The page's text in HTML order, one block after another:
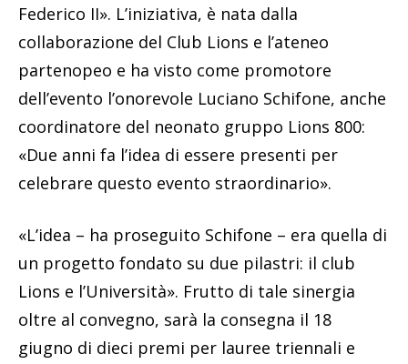
Federico II». L’iniziativa, è nata dalla
collaborazione del Club Lions e l’ateneo
partenopeo e ha visto come promotore
dell’evento l’onorevole Luciano Schifone, anche
coordinatore del neonato gruppo Lions 800:
«Due anni fa l’idea di essere presenti per
celebrare questo evento straordinario».
«L’idea – ha proseguito Schifone – era quella di
un progetto fondato su due pilastri: il club
Lions e l’Università». Frutto di tale sinergia
oltre al convegno, sarà la consegna il 18
giugno di dieci premi per lauree triennali e